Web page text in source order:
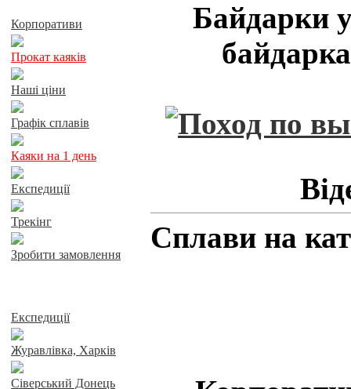
Корпоративи
Прокат каяків
Наші ціни
Графік сплавів
Каяки на 1 день
Експедиції
Трекінг
Зробити замовлення
Експедиції
Журавлівка, Харків
Сіверський Донець
Байдарки
Сплави на